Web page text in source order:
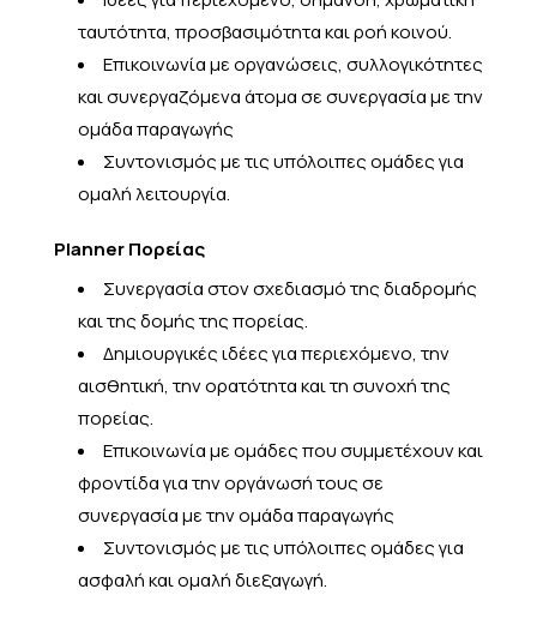
ταυτότητα, προσβασιμότητα και ροή κοινού.
Επικοινωνία με οργανώσεις, συλλογικότητες
και συνεργαζόμενα άτομα σε συνεργασία με την
ομάδα παραγωγής
Συντονισμός με τις υπόλοιπες ομάδες για
ομαλή λειτουργία.
Planner Πορείας
Συνεργασία στον σχεδιασμό της διαδρομής
και της δομής της πορείας.
Δημιουργικές ιδέες για περιεχόμενο, την
αισθητική, την ορατότητα και τη συνοχή της
πορείας.
Επικοινωνία με ομάδες που συμμετέχουν και
φροντίδα για την οργάνωσή τους σε
συνεργασία με την ομάδα παραγωγής
Συντονισμός με τις υπόλοιπες ομάδες για
ασφαλή και ομαλή διεξαγωγή.